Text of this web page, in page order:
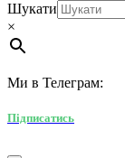
Шукати
×
Ми в Телеграм:
Підписатись